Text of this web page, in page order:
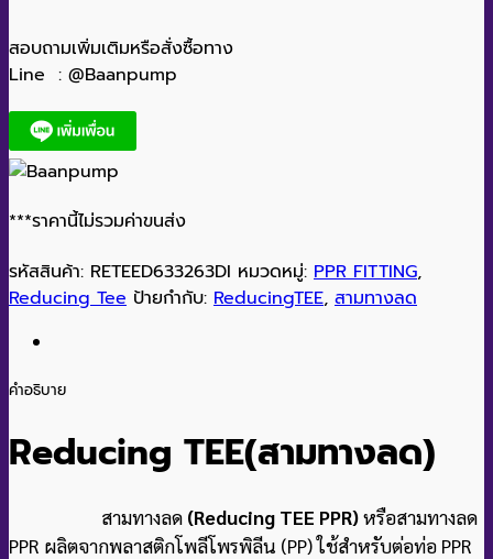
สอบถามเพิ่มเติมหรือสั่งซื้อทาง
Line : @Baanpump
***ราคานี้ไม่รวมค่าขนส่ง
รหัสสินค้า: RETEED633263DI หมวดหมู่: PPR FITTING,
Reducing Tee ป้ายกำกับ: ReducingTEE, สามทางลด
คำอธิบาย
Reducing TEE(สามทางลด)
สามทางลด (Reducing TEE PPR)หรือสามทางลด
PPR ผลิตจากพลาสติกโพลีโพรพิลีน (PP) ใช้สำหรับต่อท่อ PPR